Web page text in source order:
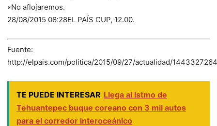
«No aflojaremos.
28/08/2015 08:28EL PAÍS CUP, 12.00.
Fuente:
http://elpais.com/politica/2015/09/27/actualidad/
TE PUEDE INTERESAR Llega al Istmo de
Tehuantepec buque coreano con 3 mil autos
para el corredor interoceánico